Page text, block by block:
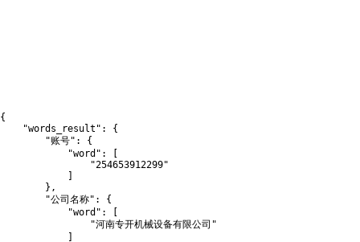
{
"words_result" :
{
"账号" :
{
"word" :
"254653912299"
} ,
"公司名称" :
{
"word" :
"河南专开机械设备有限公司"